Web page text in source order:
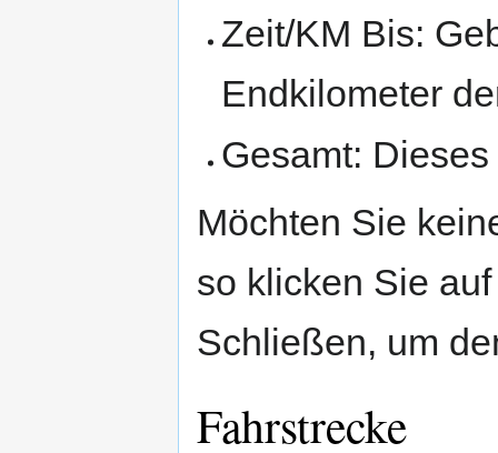
Zeit/KM Bis:
Endkilometer
Gesamt:
Möchten Sie
so klicken Sie
Schließen, um
Fahrstrecke